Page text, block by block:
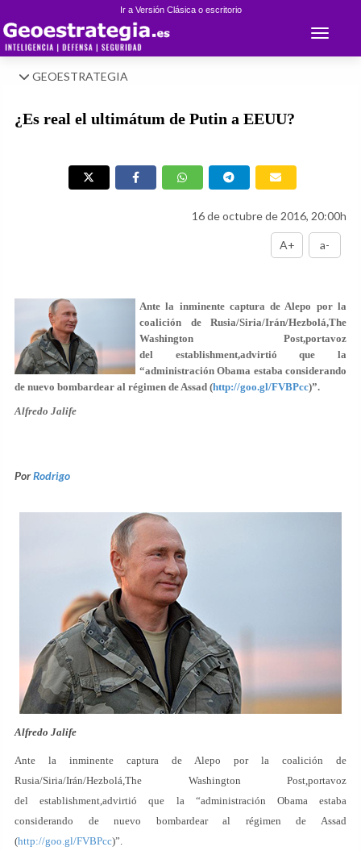
Ir a Versión Clásica o escritorio
Toggle
GEOESTRATEGIA
¿Es real el ultimátum de Putin a EEUU?
16 de octubre de 2016, 20:00h
A+ a-
Ante la inminente captura de Alepo por la
coalición de Rusia/Siria/Irán/Hezbolá,The
Washington Post,portavoz
del establishment,advirtió que la
“administración Obama estaba considerando
de nuevo bombardear al régimen de Assad (http://goo.gl/FVBPcc)”.
Alfredo Jalife
PorRodrigo
Alfredo Jalife
Ante la inminente captura de Alepo por la coalición de
Rusia/Siria/Irán/Hezbolá,The Washington Post,portavoz
del establishment,advirtió que la “administración Obama estaba
considerando de nuevo bombardear al régimen de Assad
(http://goo.gl/FVBPcc)”.